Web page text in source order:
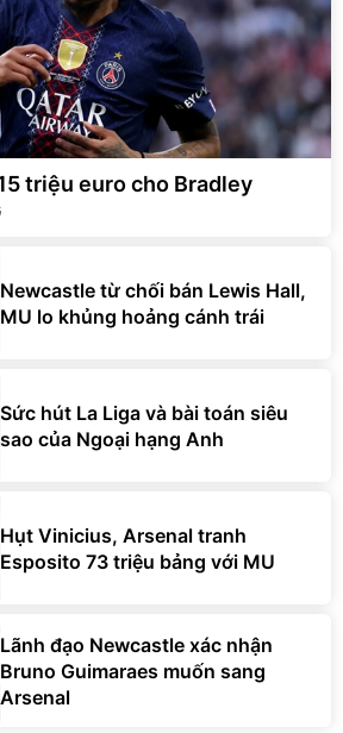
triệu euro cho Bradley
Newcastle từ chối bán Lewis Hall,
MU lo khủng hoảng cánh trái
Sức hút La Liga và bài toán siêu
sao của Ngoại hạng Anh
Hụt Vinicius, Arsenal tranh
Esposito 73 triệu bảng với MU
Lãnh đạo Newcastle xác nhận
Bruno Guimaraes muốn sang
Arsenal